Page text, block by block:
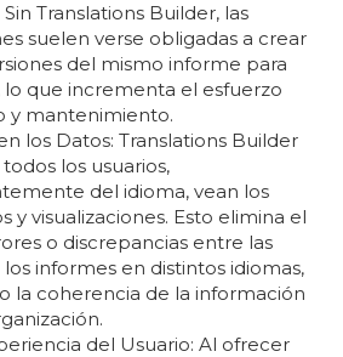
Translations Builder, las
suelen verse obligadas a crear
del mismo informe para
lo que incrementa el esfuerzo
y mantenimiento.
los Datos: Translations Builder
los usuarios,
del idioma, vean los
y visualizaciones. Esto elimina el
o discrepancias entre las
informes en distintos idiomas,
la coherencia de la información
del Usuario: Al ofrecer